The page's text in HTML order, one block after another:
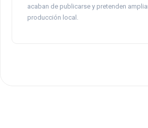
acaban de publicarse y pretenden
producción local.